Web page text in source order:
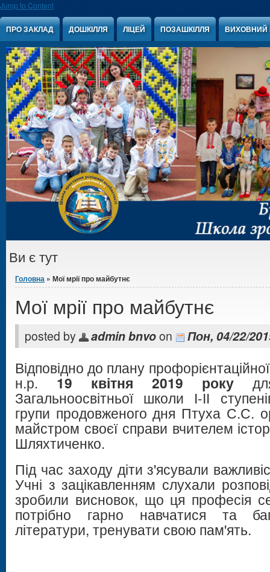
Jump to Content
ПРО ЗАКЛАД ДОШКІЛЛЯ ЛІЦЕЙ ПОЗАШКІЛЛЯ ВИХОВНИЙ
Ви є тут
Головна » Мої мрії про майбутнє
Мої мрії про майбутнє
posted by admin bnvoon Пон, 04/22/
Відповідно до плану
н.р. 19 квітня 2019 року
Загальноосвітньої школи І-ІІ
групи продовженого дня Птуха С.С.
майстром своєї справи вчителем
Шляхтиченко.
Під час заходу діти з'ясували
Учні з зацікавленням слухали
зробили висновок, що ця професія
потрібно гарно навчатися та
літератури, тренувати свою пам'ять.